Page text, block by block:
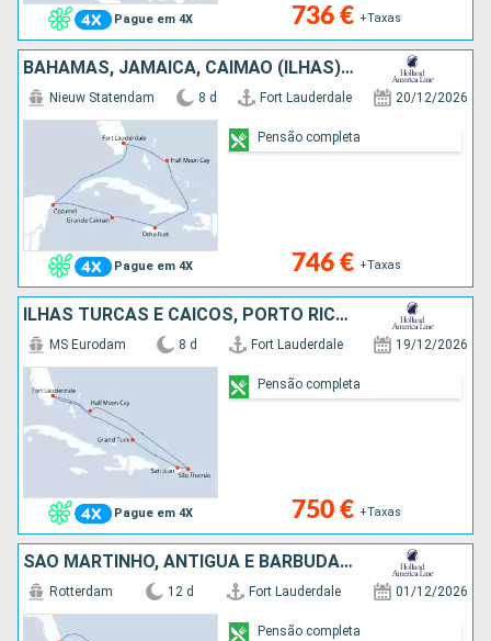
Pague em 4X 736 € +Taxas
BAHAMAS, JAMAICA, CAIMÃO (ILHAS), CARAIBAS - MEXICO, ESTADOS UNIDOS
Pague em 4X
Nieuw Statendam 8 d Fort Lauderdale 20/12/2026
746 € +Taxas
Pensão completa
ILHAS TURCAS E CAICOS, PORTO RICO, SÃO TOMÁS, BAHAMAS, ESTADOS UNIDOS
Pague em 4X
MS Eurodam 8 d Fort Lauderdale 19/12/2026
750 € +Taxas
Pensão completa
SÃO MARTINHO, ANTÍGUA E BARBUDA, DOMINICA, SANTA LÚCIA, SÃO TOMÁS, BAHAMAS, ESTADOS UNIDOS
Rotterdam 12 d Fort Lauderdale 01/12/2026
Pensão completa